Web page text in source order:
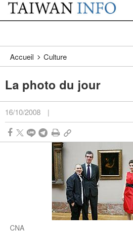
Passer au contenu principal
:::
Accueil Culture
La photo du jour
16/10/2008 |
CNA